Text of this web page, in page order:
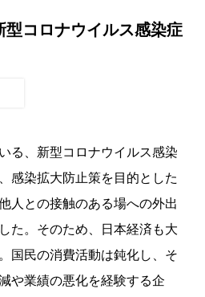
型コロナウイルス感染症
る、新型コロナウイルス感染
感染拡大防止策を目的とした
人との接触のある場への外出
た。そのため、日本経済も大
国民の消費活動は鈍化し、そ
や業績の悪化を経験する企